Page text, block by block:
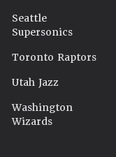
Seattle
Supersonics
Toronto Raptors
Utah Jazz
Washington
Wizards